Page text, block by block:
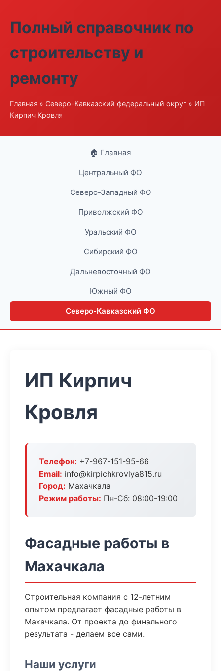
Полный справочник по
строительству и
ремонту
Главная » Северо-Кавказский федеральный округ » ИП
Кирпич Кровля
🏠 Главная
Центральный ФО
Северо-Западный ФО
Приволжский ФО
Уральский ФО
Сибирский ФО
Дальневосточный ФО
Южный ФО
Северо-Кавказский ФО
ИП Кирпич
Кровля
Телефон: +7-967-151-95-66
Email: info@kirpichkrovlya815.ru
Город: Махачкала
Режим работы: Пн-Сб: 08:00-19:00
Фасадные работы в
Махачкала
Строительная компания с 12-летним
опытом предлагает фасадные работы в
Махачкала. От проекта до финального
результата - делаем все сами.
Наши услуги